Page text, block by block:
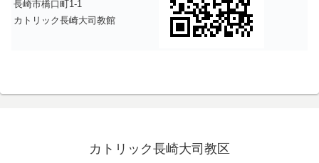
長崎市橋口町1-1
カトリック長崎大司教館
カトリック長崎大司教区